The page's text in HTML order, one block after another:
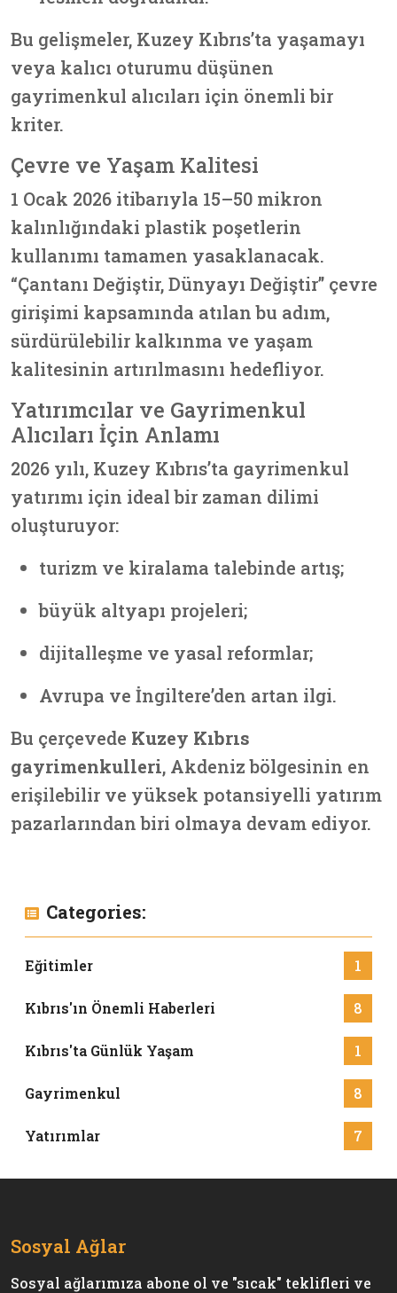
Bu gelişmeler, Kuzey Kıbrıs’ta yaşamayı
veya kalıcı oturumu düşünen
gayrimenkul alıcıları için önemli bir
kriter.
Çevre ve Yaşam Kalitesi
1 Ocak 2026 itibarıyla 15–50 mikron
kalınlığındaki plastik poşetlerin
kullanımı tamamen yasaklanacak.
“Çantanı Değiştir, Dünyayı Değiştir” çevre
girişimi kapsamında atılan bu adım,
sürdürülebilir kalkınma ve yaşam
kalitesinin artırılmasını hedefliyor.
Yatırımcılar ve Gayrimenkul
Alıcıları İçin Anlamı
2026 yılı, Kuzey Kıbrıs’ta gayrimenkul
yatırımı için ideal bir zaman dilimi
oluşturuyor:
turizm ve kiralama talebinde artış;
büyük altyapı projeleri;
dijitalleşme ve yasal reformlar;
Avrupa ve İngiltere’den artan ilgi.
Bu çerçevede Kuzey Kıbrıs
gayrimenkulleri, Akdeniz bölgesinin en
erişilebilir ve yüksek potansiyelli yatırım
pazarlarından biri olmaya devam ediyor.
Categories:
Eğitimler 1
Kıbrıs'ın Önemli Haberleri 8
Kıbrıs'ta Günlük Yaşam 1
Gayrimenkul 8
Yatırımlar 7
Sosyal Ağlar
Sosyal ağlarımıza abone ol ve "sıcak" teklifleri ve